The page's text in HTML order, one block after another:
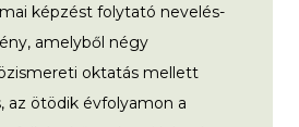
képzést folytató nevelés-
amelyből négy
oktatás mellett
az ötödik évfolyamon a